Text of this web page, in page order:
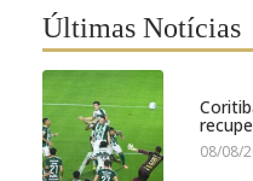
Últimas Notícias
08/08/